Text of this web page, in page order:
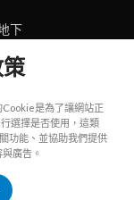
下
All rights reserved.
是為了讓網站正
選擇是否使用，這類
功能、並協助我們提供
廣告。